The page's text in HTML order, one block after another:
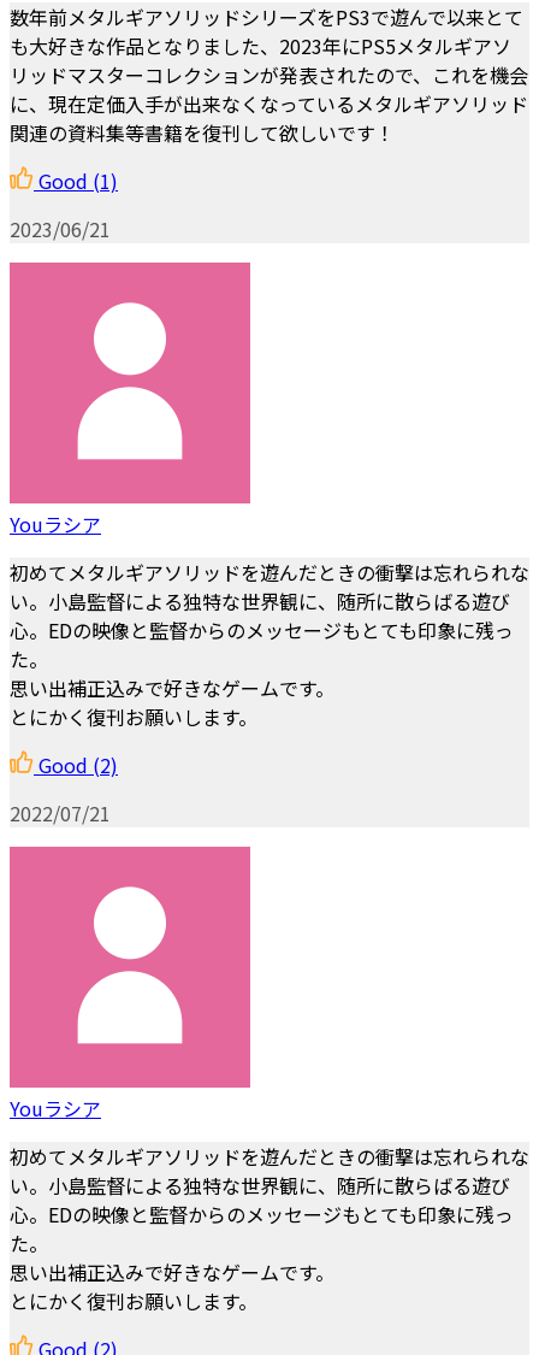
数年前メタルギアソリッドシリーズをPS3で遊んで以来とて
も大好きな作品となりました、2023年にPS5メタルギアソ
リッドマスターコレクションが発表されたので、これを機会
に、現在定価入手が出来なくなっているメタルギアソリッド
関連の資料集等書籍を復刊して欲しいです！
Good (1)
2023/06/21
Youラシア
初めてメタルギアソリッドを遊んだときの衝撃は忘れられな
い。小島監督による独特な世界観に、随所に散らばる遊び
心。EDの映像と監督からのメッセージもとても印象に残っ
た。
思い出補正込みで好きなゲームです。
とにかく復刊お願いします。
Good (2)
2022/07/21
Youラシア
初めてメタルギアソリッドを遊んだときの衝撃は忘れられな
い。小島監督による独特な世界観に、随所に散らばる遊び
心。EDの映像と監督からのメッセージもとても印象に残っ
た。
思い出補正込みで好きなゲームです。
とにかく復刊お願いします。
Good (2)